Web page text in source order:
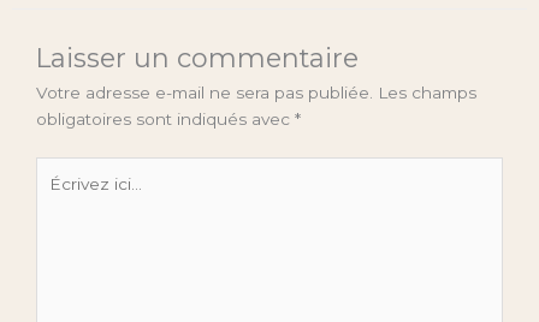
Laisser un commentaire
Votre adresse e-mail ne sera pas publiée. Les champs
obligatoires sont indiqués avec *
ici…